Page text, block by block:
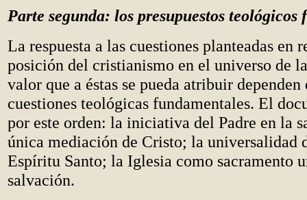
Parte segunda: los presupuestos teológicos
La respuesta a las cuestiones planteadas en
posición del cristianismo en el universo de
valor que a éstas se pueda atribuir dependen
cuestiones teológicas fundamentales. El
por este orden: la iniciativa del Padre en la
única mediación de Cristo; la universalidad
Espíritu Santo; la Iglesia como sacramento
salvación.